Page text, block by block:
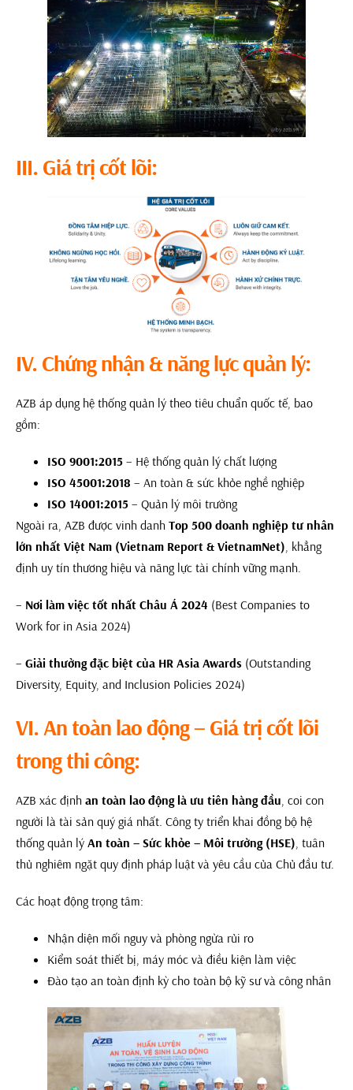
III. Giá trị cốt lõi:
IV. Chứng nhận & năng lực quản lý:
AZB áp dụng hệ thống quản lý theo tiêu chuẩn quốc tế, bao
gồm:
ISO 9001:2015 – Hệ thống quản lý chất lượng
ISO 45001:2018 – An toàn & sức khỏe nghề nghiệp
ISO 14001:2015 – Quản lý môi trường
Ngoài ra, AZB được vinh danh Top 500 doanh nghiệp tư nhân
lớn nhất Việt Nam (Vietnam Report & VietnamNet) , khẳng
định uy tín thương hiệu và năng lực tài chính vững mạnh.
– Nơi làm việc tốt nhất Châu Á 2024 (Best Companies to
Work for in Asia 2024)
– Giải thưởng đặc biệt của HR Asia Awards (Outstanding
Diversity, Equity, and Inclusion Policies 2024)
VI. An toàn lao động – Giá trị cốt lõi
trong thi công:
AZB xác định an toàn lao động là ưu tiên hàng đầu , coi con
người là tài sản quý giá nhất. Công ty triển khai đồng bộ hệ
thống quản lý An toàn – Sức khỏe – Môi trường (HSE) , tuân
thủ nghiêm ngặt quy định pháp luật và yêu cầu của Chủ đầu tư.
Các hoạt động trọng tâm:
Nhận diện mối nguy và phòng ngừa rủi ro
Kiểm soát thiết bị, máy móc và điều kiện làm việc
Đào tạo an toàn định kỳ cho toàn bộ kỹ sư và công nhân